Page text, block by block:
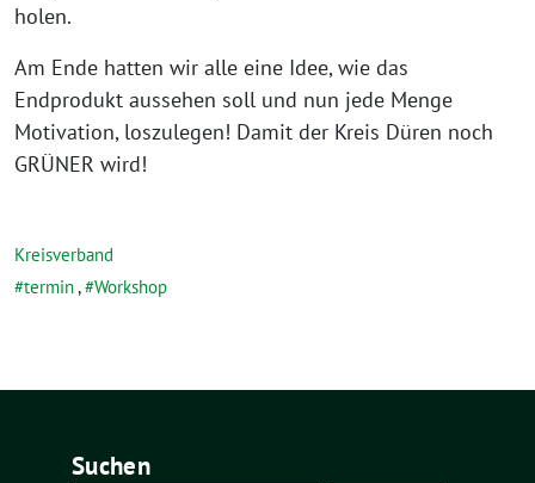
holen.
Am Ende hatten wir alle eine Idee, wie das
Endprodukt aussehen soll und nun jede Menge
Motivation, loszulegen! Damit der Kreis Düren noch
GRÜNER wird!
Kreisverband
termin, Workshop
Suchen